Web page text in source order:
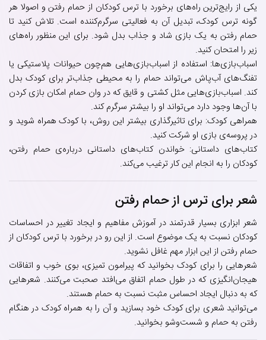
یکی از رایج‌ترین راه‌های برخورد با ترس کودکان از حمام رفتن و اصولا هر
گونه ترس کودک، تبدیل آن به فعالیتی سرگرم‌کننده است. تلاش کنید تا
حمام رفتن به یک بازی شاد و جذاب بدل شود. برای این منظور راه‌های
زیر را امتحان کنید.
اسباب‌بازی‌ها: استفاده از اسباب‌بازی‌هایی هم‌چون حیوانات پلاستیکی یا
تفنگ‌های آب‌پاش می‌تواند حمام را به محیطی جذاب‌تر برای کودک بدل
کند. اسباب‌بازی‌هایی مثل کشتی و قایق که در وان حمام امکان بازی کردن
با آن‌ها وجود دارد می‌تواند او را بیشتر سرگرم کند.
همراهی کودک: برای تاثیرگذاری بیشتر این روش، با کودک همراه شوید و
در پروسه‌ی بازی او شرکت کنید.
کتاب‌های داستانی:‌ خواندن کتاب‌های داستانی درباره‌ی حمام رفتن،
کودکان را به انجام این کار ترغیب می‌کند.
شعر برای ترس از حمام رفتن
شعر ابزاری بسیار قدرتمند در آموزش مفاهیم و ایجاد تغییر در احساسات
کودکان نسبت به یک موضوع است. از این رو در برخورد با ترس کودکان از
حمام رفتن از این ابزار مهم غافل نشوید.
شعرهایی را برای کودک بخوانید که پیرامون تمیزی، بوی خوب و اتفاقات
هیجان‌انگیزی که در طول حمام اتفاق می‌افتد صحبت می‌کنند. شعرهایی
که به دنبال ایجاد احساس مثبت نسبت به حمام هستند.
می‌توانید شعری برای کودک خود بسازید و آن را به همراه کودک در هنگام
رفتن به حمام و شست‌وشو بخوانید.